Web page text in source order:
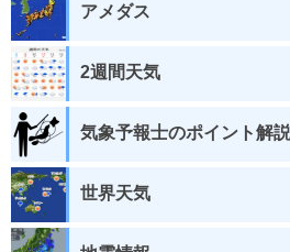
アメダス
2週間天気
気象予報士のポイント解説
世界天気